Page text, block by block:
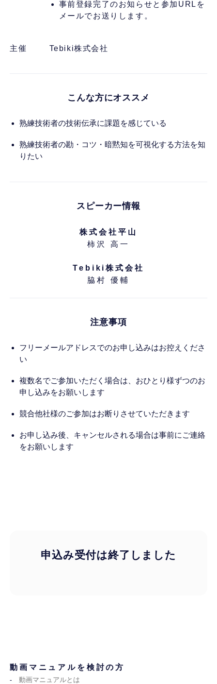
事前登録完了のお知らせと参加URLを
メールでお送りします。
主催 Tebiki株式会社
こんな方にオススメ
熟練技術者の技術伝承に課題を感じている
熟練技術者の勘・コツ・暗黙知を可視化する方法を知
りたい
スピーカー情報
株式会社平山
柿沢 高一
Tebiki株式会社
脇村 優輔
注意事項
フリーメールアドレスでのお申し込みはお控えくださ
い
複数名でご参加いただく場合は、おひとり様ずつのお
申し込みをお願いします
競合他社様のご参加はお断りさせていただきます
お申し込み後、キャンセルされる場合は事前にご連絡
をお願いします
申込み受付は終了しました
動画マニュアルを検討の方
動画マニュアルとは